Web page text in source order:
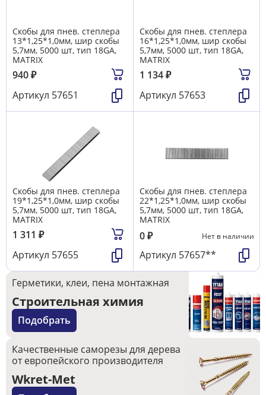
Скобы для пнев. степлера
13*1,25*1,0мм, шир скобы
5,7мм, 5000 шт, тип 18GA,
MATRIX
940₽
Артикул 57651
Скобы для пнев. степлера
16*1,25*1,0мм, шир скобы
5,7мм, 5000 шт, тип 18GA,
MATRIX
1 134₽
Артикул 57653
Скобы для пнев. степлера
19*1,25*1,0мм, шир скобы
5,7мм, 5000 шт, тип 18GA,
MATRIX
1 311 ₽
Артикул 57655
Скобы для пнев. степлера
22*1,25*1,0мм, шир скобы
5,7мм, 5000 шт, тип 18GA,
MATRIX
0₽ Нет в наличии
Артикул 57657**
Герметики, клеи, пена монтажная
Строительная химия
Подобрать
Качественные саморезы для дерева
от европейского производителя
Wkret-Met